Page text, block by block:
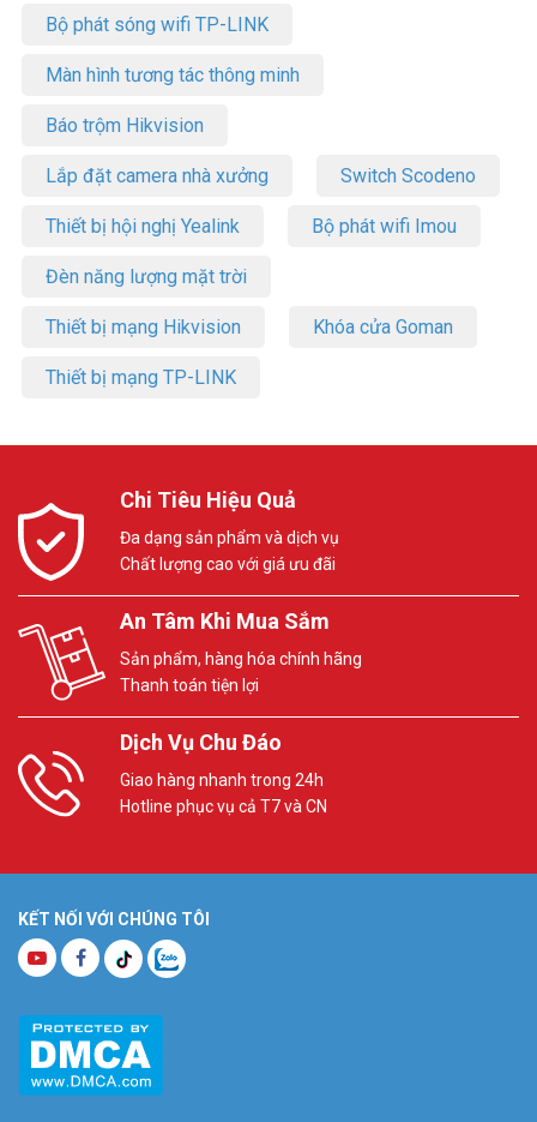
Bộ phát sóng wifi TP-LINK
Màn hình tương tác thông minh
Báo trộm Hikvision
Lắp đặt camera nhà xưởng Switch Scodeno
Thiết bị hội nghị Yealink Bộ phát wifi Imou
Đèn năng lượng mặt trời
Thiết bị mạng Hikvision Khóa cửa Goman
Thiết bị mạng TP-LINK
Chi Tiêu Hiệu Quả
Đa dạng sản phẩm và dịch vụ
Chất lượng cao với giá ưu đãi
An Tâm Khi Mua Sắm
Sản phẩm, hàng hóa chính hãng
Thanh toán tiện lợi
Dịch Vụ Chu Đáo
Giao hàng nhanh trong 24h
Hotline phục vụ cả T7 và CN
KẾT NỐI VỚI CHÚNG TÔI